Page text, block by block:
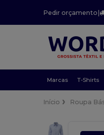
Pedir orçamento|
Marcas T-Shirts
Início Roupa